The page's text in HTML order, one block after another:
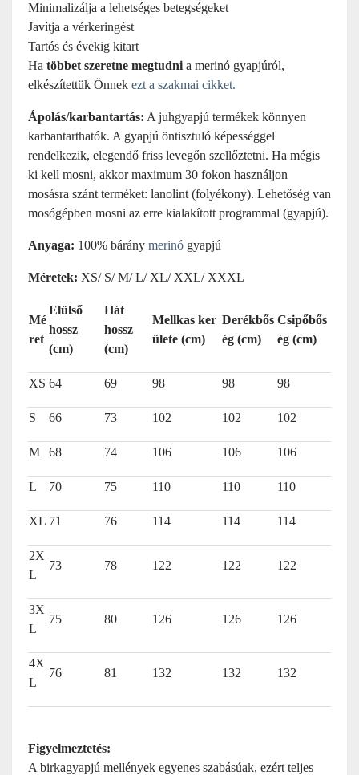
Minimalizálja a lehetséges betegségeket
Javítja a vérkeringést
Tartós és évekig kitart
Ha többet szeretne megtudni a merinó gyapjúról,
elkészítettük Önnek ezt a szakmai cikket.
Ápolás/karbantartás: A juhgyapjú termékek könnyen
karbantarthatók. A gyapjú öntisztuló képességgel
rendelkezik, elegendő friss levegőn szellőztetni. Ha mégis
ki kell mosni, akkor maximum 30 fokon használjon
mosásra szánt terméket: lanolint (folyékony). Lehetőség van
mosógépben mosni az erre kialakított programmal (gyapjú).
Anyaga: 100% bárány merinó gyapjú
Méretek: XS/ S/ M/ L/ XL/ XXL/ XXXL
Mé
ret
Elülső
hossz
(cm)
Hát
hossz
(cm)
Mellkas ker
ülete (cm)
Derékbős
ég (cm)
Csipőbős
ég (cm)
XS 64 69 98 98 98
S 66 73 102 102 102
M 68 74 106 106 106
L 70 75 110 110 110
XL 71 76 114 114 114
2X
L
73 78 122 122 122
3X
L
75 80 126 126 126
4X
L
76 81 132 132 132
Figyelmeztetés:
A birkagyapjú mellények egyenes szabásúak, ezért teljes